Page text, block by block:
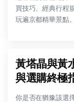
買技巧、經典行程
玩遍京都精華景點。
黃塔晶與黃
與選購終極
你是否在猶豫該選